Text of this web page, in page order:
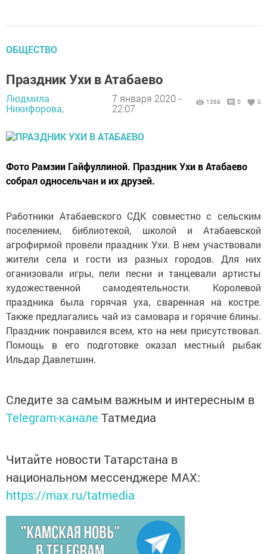
ОБЩЕСТВО
Праздник Ухи в Атабаево
Людмила
Никифорова,
7 января 2020 -
22:07
1369 0 0
Фото Рамзии Гайфуллиной. Праздник Ухи в Атабаево
собрал односельчан и их друзей.
Работники Атабаевского СДК совместно с сельским
поселением, библиотекой, школой и Атабаевской
агрофирмой провели праздник Ухи. В нем участвовали
жители села и гости из разных городов. Для них
оганизовали игры, пели песни и танцевали артисты
художественной самодеятельности. Королевой
праздника была горячая уха, сваренная на костре.
Также предлагались чай из самовара и горячие блины.
Праздник понравился всем, кто на нем присутствовал.
Помощь в его подготовке оказал местный рыбак
Ильдар Давлетшин.
Следите за самым важным и интересным в
Telegram-канале Татмедиа
Читайте новости Татарстана в
национальном мессенджере MАХ:
https://max.ru/tatmedia